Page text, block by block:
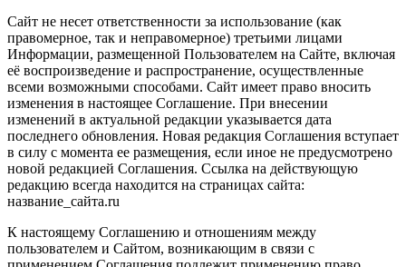
Сайт не несет ответственности за использование (как
правомерное, так и неправомерное) третьими лицами
Информации, размещенной Пользователем на Сайте, включая
её воспроизведение и распространение, осуществленные
всеми возможными способами. Сайт имеет право вносить
изменения в настоящее Соглашение. При внесении
изменений в актуальной редакции указывается дата
последнего обновления. Новая редакция Соглашения вступает
в силу с момента ее размещения, если иное не предусмотрено
новой редакцией Соглашения. Ссылка на действующую
редакцию всегда находится на страницах сайта:
название_сайта.ru
К настоящему Соглашению и отношениям между
пользователем и Сайтом, возникающим в связи с